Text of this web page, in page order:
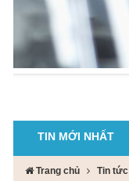
TIN MỚI NHẤT
Trang chủ Tin tức